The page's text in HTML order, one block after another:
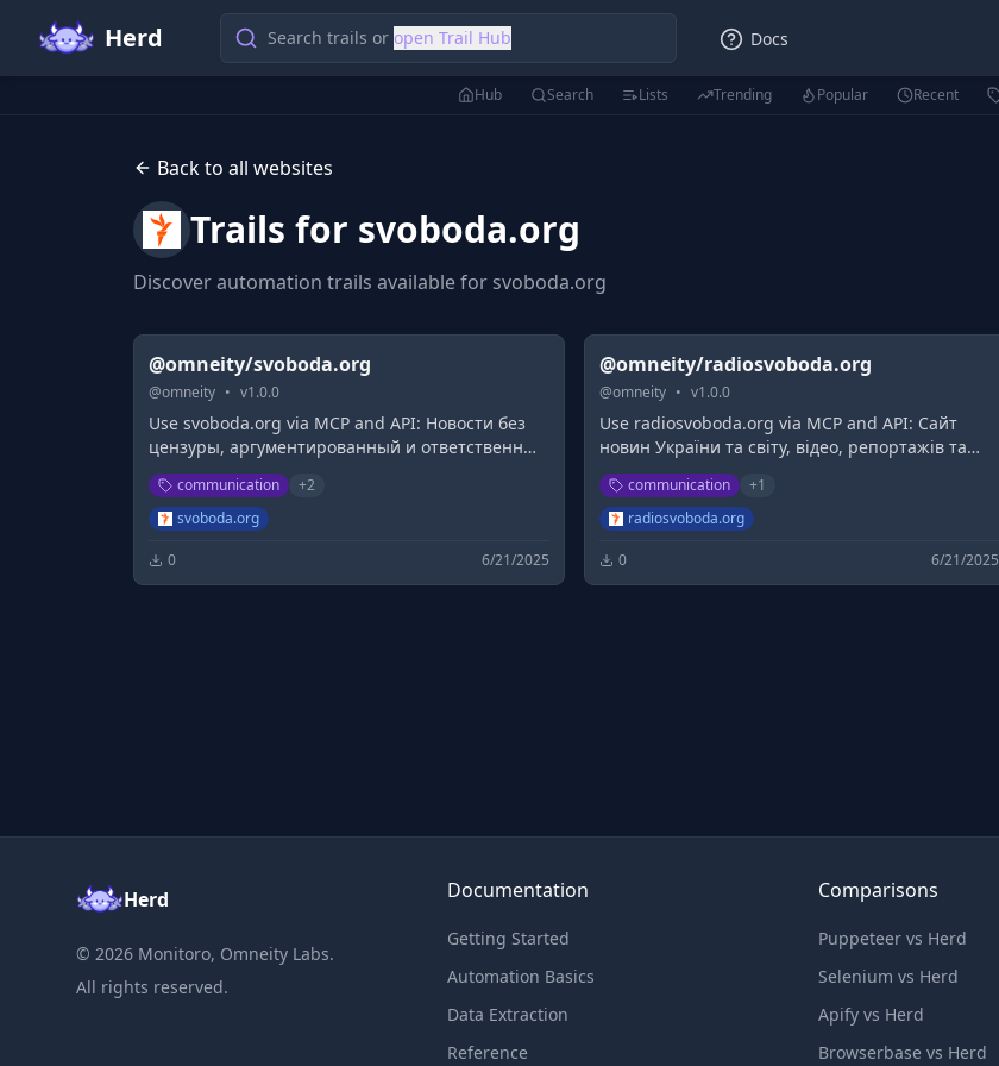
Herd Search trails or open Trail Hub Docs
Hub Search Lists Trending Popular Recent
Back to all websites
Trails for svoboda.org
Discover automation trails available for svoboda.org
@omneity/svoboda.org
@omneity • v1.0.0
Use svoboda.org via MCP and API: Новости без
цензуры, аргументированный и ответственный
обмен мнениями, открытое и честное
обсуждение проблем
communication +2
svoboda.org
0 6/21/2025
@omneity/radiosvoboda.org
@omneity • v1.0.0
Use radiosvoboda.org via MCP and API: Сайт
новин України та світу, відео, репортажів та
аналітики.
communication +1
radiosvoboda.org
0 6/21/2025
Herd
© 2026 Monitoro, Omneity Labs.
All rights reserved.
Documentation
Getting Started
Automation Basics
Data Extraction
Reference
Comparisons
Puppeteer vs Herd
Selenium vs Herd
Apify vs Herd
Browserbase vs Herd